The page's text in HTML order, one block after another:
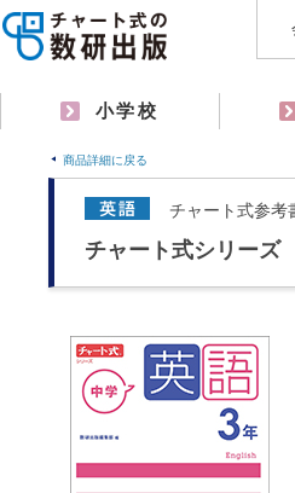
小学校
商品詳細に戻る
チャート式参考
チャート式シリー